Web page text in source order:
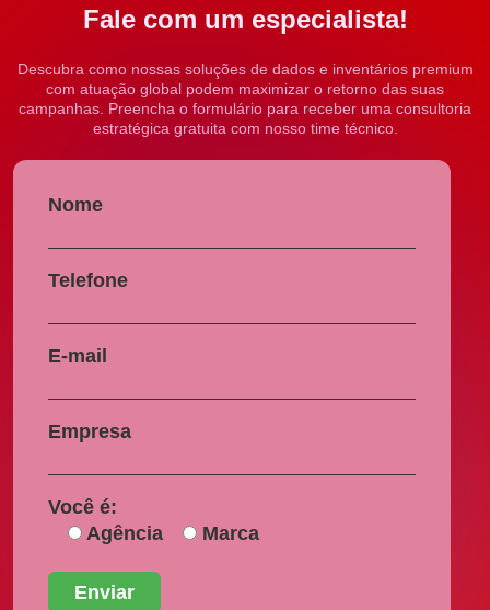
Fale com um especialista!
Descubra como nossas soluções de dados e inventários premium
com atuação global podem maximizar o retorno das suas
campanhas. Preencha o formulário para receber uma consultoria
estratégica gratuita com nosso time técnico.
Nome
Telefone
E-mail
Empresa
Você é:
Agência
Marca